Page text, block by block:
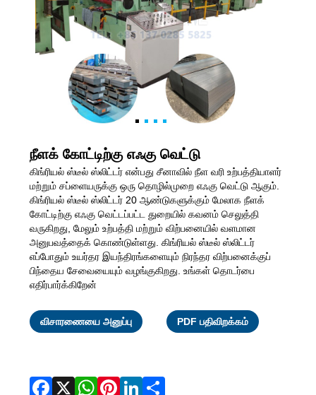
நீளக் கோட்டிற்கு எஃகு வெட்டு
கிங்ரியல் ஸ்டீல் ஸ்லிட்டர் என்பது சீனாவில் நீள வரி உற்பத்தியாளர்
மற்றும் சப்ளையருக்கு ஒரு தொழில்முறை எஃகு வெட்டு ஆகும்.
கிங்ரியல் ஸ்டீல் ஸ்லிட்டர் 20 ஆண்டுகளுக்கும் மேலாக நீளக்
கோட்டிற்கு எஃகு வெட்டப்பட்ட துறையில் கவனம் செலுத்தி
வருகிறது, மேலும் உற்பத்தி மற்றும் விற்பனையில் வளமான
அனுபவத்தைக் கொண்டுள்ளது. கிங்ரியல் ஸ்டீல் ஸ்லிட்டர்
எப்போதும் உயர்தர இயந்திரங்களையும் நிரந்தர விற்பனைக்குப்
பிந்தைய சேவையையும் வழங்குகிறது. உங்கள் தொடர்பை
எதிர்பார்க்கிறேன்
விசாரணையை அனுப்பு PDF பதிவிறக்கம்